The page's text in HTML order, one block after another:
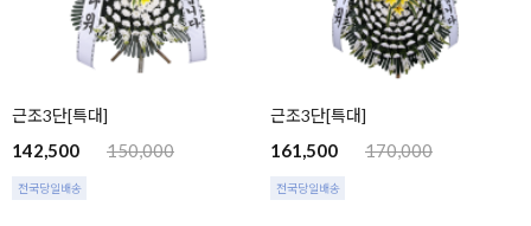
근조3단[특대]
142,500 150,000
전국당일배송
근조3단[특대]
161,500 170,000
전국당일배송